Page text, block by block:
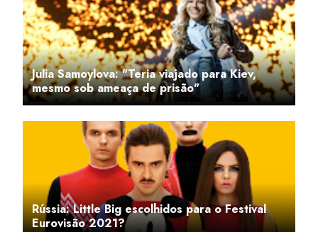
Julia Samoylova: "Teria viajado para Kiev,
mesmo sob ameaça de prisão"
Rússia: Little Big escolhidos para o Festival
Eurovisão 2021?